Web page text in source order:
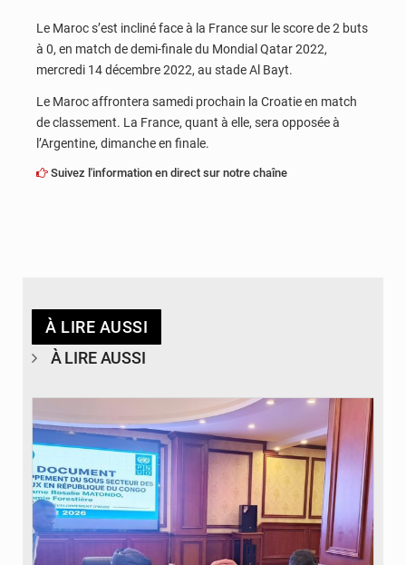
Le Maroc s’est incliné face à la France sur le score de 2 buts
à 0, en match de demi-finale du Mondial Qatar 2022,
mercredi 14 décembre 2022, au stade Al Bayt.
Le Maroc affrontera samedi prochain la Croatie en match
de classement. La France, quant à elle, sera opposée à
l’Argentine, dimanche en finale.
Suivez l'information en direct sur notre chaîne
À LIRE AUSSI
À LIRE AUSSI